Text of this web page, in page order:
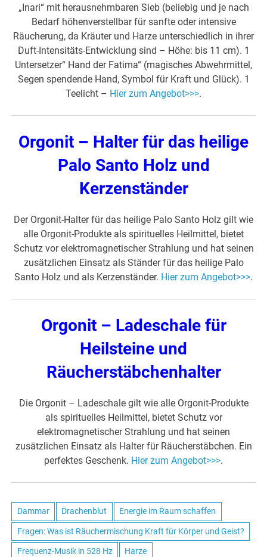
„Inari“ mit herausnehmbaren Sieb (beliebig und je nach
Bedarf höhenverstellbar für sanfte oder intensive
Räucherung, da Kräuter und Harze unterschiedlich in ihrer
Duft-Intensitäts-Entwicklung sind – Höhe: bis 11 cm). 1
Untersetzer“ Hand der Fatima“ (magisches Abwehrmittel,
Segen spendende Hand, Symbol für Kraft und Glück). 1
Teelicht – Hier zum Angebot>>>.
Orgonit – Halter für das heilige
Palo Santo Holz und
Kerzenständer
Der Orgonit-Halter für das heilige Palo Santo Holz gilt wie
alle Orgonit-Produkte als spirituelles Heilmittel, bietet
Schutz vor elektromagnetischer Strahlung und hat seinen
zusätzlichen Einsatz als Ständer für das heilige Palo
Santo Holz und als Kerzenständer. Hier zum Angebot>>>.
Orgonit – Ladeschale für
Heilsteine und
Räucherstäbchenhalter
Die Orgonit – Ladeschale gilt wie alle Orgonit-Produkte
als spirituelles Heilmittel, bietet Schutz vor
elektromagnetischer Strahlung und hat seinen
zusätzlichen Einsatz als Halter für Räucherstäbchen. Ein
perfektes Geschenk. Hier zum Angebot>>>.
Dammar Drachenblut Energie im Raum schaffen
Fragen: Was ist Räuchermischung Kraft für Körper und Geist?
Frequenz-Musik in 528 Hz Harze